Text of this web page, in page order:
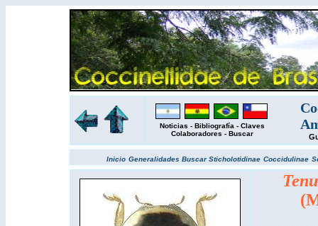
Noticias - Bibliografía - Claves
Colaboradores - Buscar
Inicio Generalidades BuscarSticholotidinae Coccidulinae